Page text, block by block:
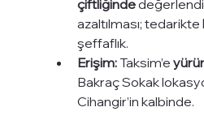
çiftliğinde
azaltılması; tedarikte
şeffaflık.
Erişim: Taksim’e
Bakraç Sokak
Cihangir’in kalbinde.